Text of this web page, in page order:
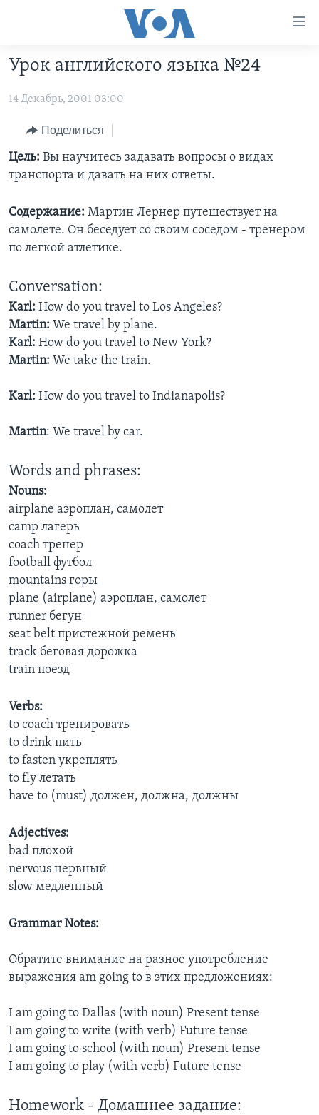
Перейти
на
основной
Перейти
основной
навигации
поиск
ГЛАВНОЕ
ПРОГРАММЫ
АМЕРИКА
НОВОСТИ ЗА МИНУТУ
ИТОГИ
ПОЧЕМУ ЭТО ВАЖНО?
ДИСКУССИЯ VOA
НЬЮ-ЙОРК NEW YORK
АМЕРИКА. БОЛЬШОЕ ПУТЕШЕСТВИЕ
ПРОЕКТЫ
УЧИМ АНГЛИЙСКИЙ
НАША АМЕРИКАНСКАЯ ИСТОРИЯ
А КАК В АМЕРИКЕ?
АРТЕФАКТЫ
ТЕСТЫ
ЭКСПЕРТИЗА
ИНТЕРВЬЮ
ФАКТЫ ПРОТИВ ФЕЙКОВ
ЗА СВОБОДУ ПРЕССЫ
УЧИМ АНГЛИЙСКИЙ
ВИДЕО
ПОДПИСКА НА НОВОСТИ
Learning English
Урок английского языка №24
14 Декабрь, 2001 03:00
Поделиться
Цель: Вы научитесь задавать вопросы о видах
транспорта и давать на них ответы.
Содержание: Мартин Лернер путешествует на
самолете. Он беседует со своим соседом - тренером
по легкой атлетике.
Conversation:
Karl: How do you travel to Los Angeles?
Martin: We travel by plane.
Karl: How do you travel to New York?
Martin: We take the train.
Karl: How do you travel to Indianapolis?
Martin: We travel by car.
Words and phrases:
Nouns:
airplane аэроплан, самолет
camp лагерь
coach тренер
football футбол
mountains горы
plane (airplane) аэроплан, самолет
runner бегун
seat belt пристежной ремень
track беговая дорожка
train поезд
Verbs:
to coach тренировать
to drink пить
to fasten укреплять
to fly летать
have to (must) должен, должна, должны
Adjectives:
bad плохой
nervous нервный
slow медленный
Grammar Notes:
Обратите внимание на разное употребление
выражения am going to в этих предложениях:
I am going to Dallas (with noun) Present tense
I am going to write (with verb) Future tense
I am going to school (with noun) Present tense
I am going to play (with verb) Future tense
Homework - Домашнее задание: